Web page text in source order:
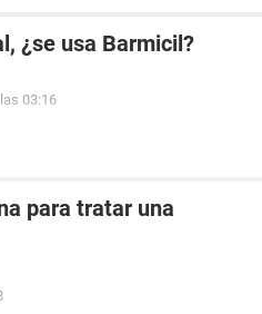
¿se usa Barmicil?
03:16
para tratar una